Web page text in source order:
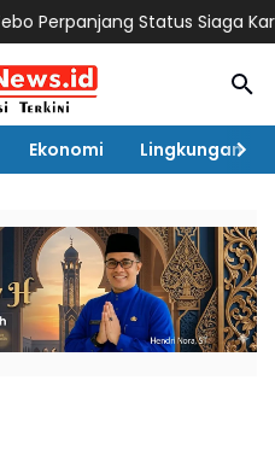
Status Siaga Karhutla
Ekonomi Lingkungan